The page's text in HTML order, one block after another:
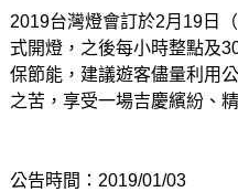
2019台灣燈會訂於2月19日
式開燈，之後每小時整點及
保節能，建議遊客儘量利用
之苦，享受一場吉慶繽紛、
公告時間：2019/01/03